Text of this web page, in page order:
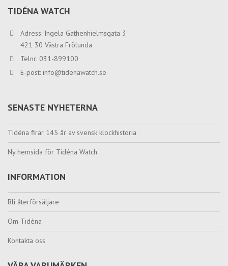
TIDÉNA WATCH
Adress: Ingela Gathenhielmsgata 3
421 30 Västra Frölunda
Telnr: 031-899100
E-post: info@tidenawatch.se
SENASTE NYHETERNA
Tidéna firar 145 år av svensk klockhistoria
Ny hemsida för Tidéna Watch
INFORMATION
Bli återförsäljare
Om Tidèna
Kontakta oss